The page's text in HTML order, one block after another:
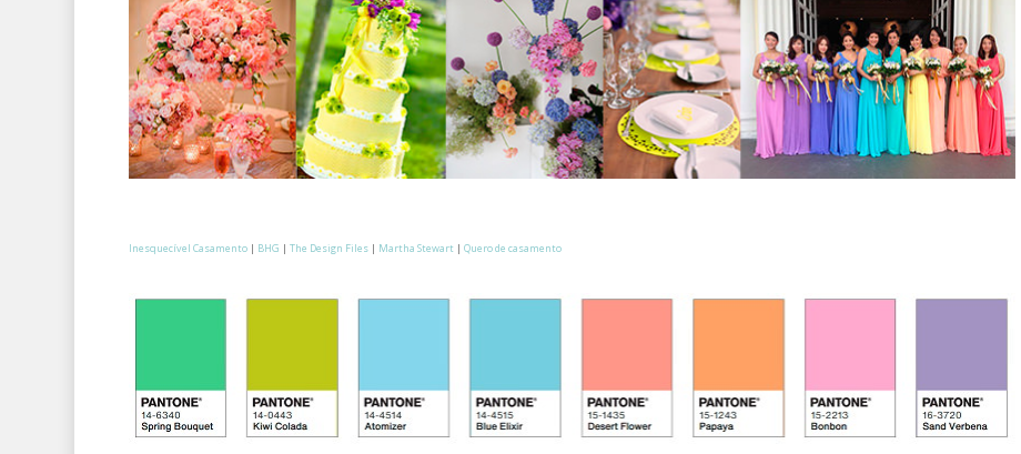
Inesquecível Casamento| BHG | The Design Files| Martha Stewart| Quero de casamento